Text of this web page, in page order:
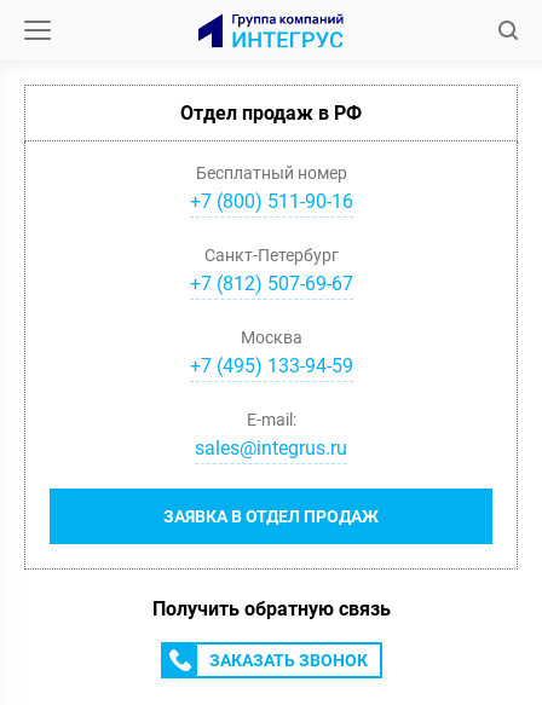
Отдел продаж в РФ
Бесплатный номер
+7 (800) 511-90-16
Санкт-Петербург
+7(812) 507-69-67
Москва
+7(495) 133-94-59
ЗАЯВКА В ОТДЕЛ ПРОДАЖ
E-mail:
sales@integrus.ru
Получить обратную связь
ЗАКАЗАТЬ ЗВОНОК